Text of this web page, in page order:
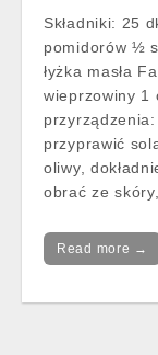
Składniki: 25
pomidorów ½
łyżka masła
wieprzowiny 1
przyprawić
oliwy,
obrać ze
Read more →